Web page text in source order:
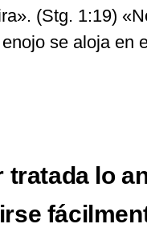
(Stg. 1:19)
se aloja en
tratada lo